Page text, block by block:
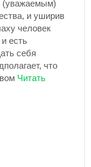
(уважаемым)
и уширив
человек
есть
себя
что